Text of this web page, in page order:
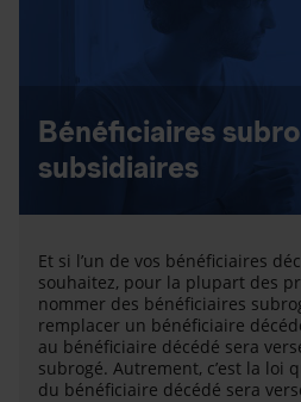
Bénéficiaires
subsidiaires
Et si l’un de vos bénéficiaires
souhaitez, pour la plupart des
nommer des bénéficiaires
remplacer un bénéficiaire
au bénéficiaire décédé sera
subrogé. Autrement, c’est la loi
du bénéficiaire décédé sera